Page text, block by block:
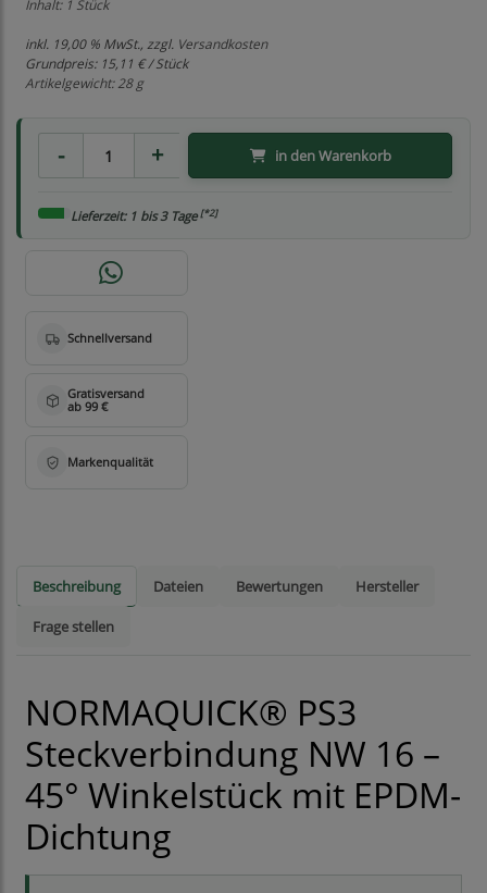
Inhalt: 1 Stück
inkl. 19,00 % MwSt., zzgl. Versandkosten
Grundpreis: 15,11 € / Stück
Artikelgewicht: 28 g
in den Warenkorb
Lieferzeit: 1 bis 3 Tage[*2]
Beschreibung Dateien Bewertungen Hersteller
Frage stellen
NORMAQUICK® PS3
Steckverbindung NW 16 –
45° Winkelstück mit EPDM-
Dichtung